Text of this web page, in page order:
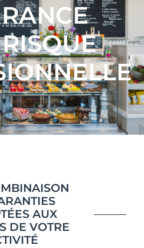
AUX
DE VOTRE